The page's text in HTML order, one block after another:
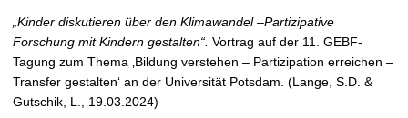
„Kinder diskutieren über den Klimawandel –Partizipative
Forschung mit Kindern gestalten“. Vortrag auf der 11. GEBF-
Tagung zum Thema ‚Bildung verstehen – Partizipation erreichen –
Transfer gestalten‘ an der Universität Potsdam. (Lange, S.D. &
Gutschik, L., 19.03.2024)